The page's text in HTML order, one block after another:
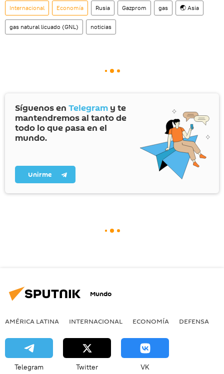
Internacional Economía Rusia Gazprom gas 🌏 Asia
gas natural licuado (GNL) noticias
Síguenos en Telegram y te
mantendremos al tanto de
todo lo que pasa en el
mundo.
Unirme
Mundo
AMÉRICA LATINA INTERNACIONAL ECONOMÍA DEFENSA
Telegram Twitter VK